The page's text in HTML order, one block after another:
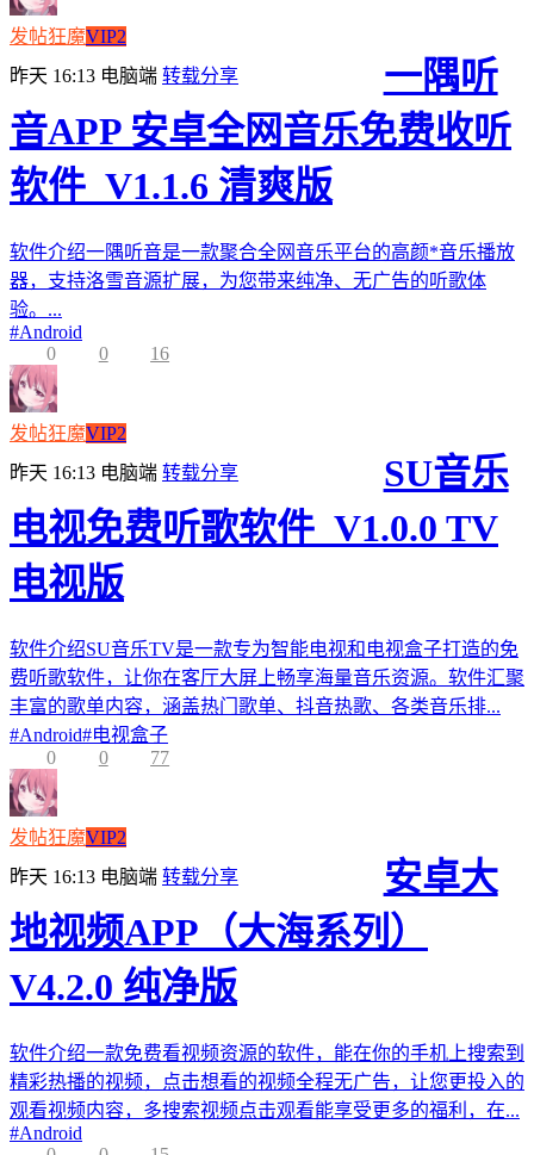
发帖狂魔VIP2
昨天 16:13 电脑端 转载分享
一隅听
音APP 安卓全网音乐免费收听
软件_V1.1.6 清爽版
软件介绍一隅听音是一款聚合全网音乐平台的高颜*音乐播放
器，支持洛雪音源扩展，为您带来纯净、无广告的听歌体
验。...
#Android
0
0 16
发帖狂魔VIP2
昨天 16:13 电脑端 转载分享
SU音乐
电视免费听歌软件_V1.0.0 TV
电视版
软件介绍SU音乐TV是一款专为智能电视和电视盒子打造的免
费听歌软件，让你在客厅大屏上畅享海量音乐资源。软件汇聚
丰富的歌单内容，涵盖热门歌单、抖音热歌、各类音乐排...
#Android#电视盒子
0
0 77
发帖狂魔VIP2
昨天 16:13 电脑端 转载分享
安卓大
地视频APP（大海系列）
V4.2.0 纯净版
软件介绍一款免费看视频资源的软件，能在你的手机上搜索到
精彩热播的视频，点击想看的视频全程无广告，让您更投入的
观看视频内容，多搜索视频点击观看能享受更多的福利，在...
#Android